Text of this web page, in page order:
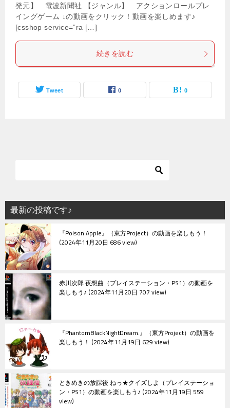
発元】 電波新聞社 【ジャンル】 アクションロールプレ
イングゲーム ↓の動画をクリック！動画を楽しめます♪
[csshop service=”ra […]
続きを読む
Tweet 0 0
最新の投稿です♪
『Poison Apple』（東方Project）の動画を楽しもう！
2024年11月20日 686 view
赤川次郎 夜想曲（プレイステーション・PS1）の動画を
楽しもう♪ 2024年11月20日 707 view
『PhantomBlackNightDream.』（東方Project）の動画を
楽しもう！ 2024年11月19日 629 view
ときめきの放課後 ねっ★クイズしよ（プレイステーショ
ン・PS1）の動画を楽しもう♪ 2024年11月19日 559
view